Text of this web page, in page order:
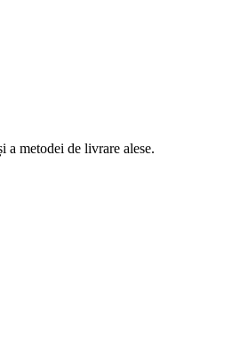
a metodei de livrare alese.